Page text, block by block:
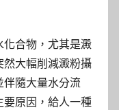
化合物，尤其是澱
然大幅削減澱粉攝
伴隨大量水分流
要原因，給人一種